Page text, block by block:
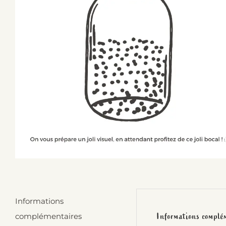
Informations
complémentaires
Informations